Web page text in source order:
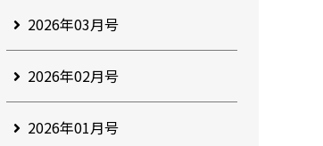
2026年03月号
2026年02月号
2026年01月号